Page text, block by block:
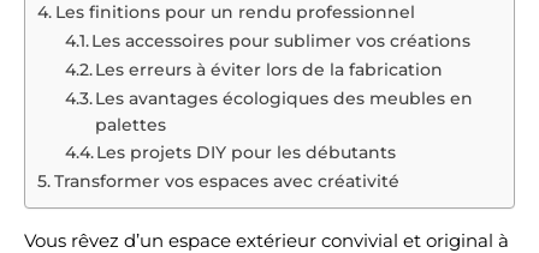
Les finitions pour un rendu professionnel
Les accessoires pour sublimer vos créations
Les erreurs à éviter lors de la fabrication
Les avantages écologiques des meubles en
palettes
Les projets DIY pour les débutants
Transformer vos espaces avec créativité
Vous rêvez d’un espace extérieur convivial et original à